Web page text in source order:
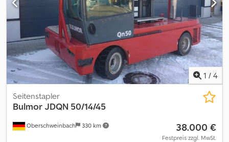
1 / 4
Oberschweinbach 330 km
Seitenstapler
BulmorJDQN 50/14/45
38.000 €
Festpreis zzgl. MwSt.